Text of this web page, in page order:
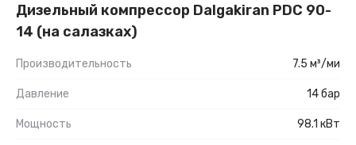
Дизельный компрессор Dalgakiran PDC 90-
14 (на салазках)
Производительность 7.5 м³/ми
Давление 14 бар
Мощность 98.1 кВт